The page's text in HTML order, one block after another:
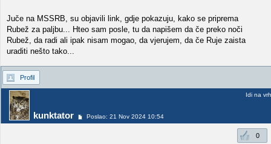
Juče na MSSRB, su objavili link, gdje pokazuju, kako se priprema
Rubež za paljbu... Hteo sam posle, tu da napišem da če preko noči
Rubež, da radi ali ipak nisam mogao, da vjerujem, da če Ruje zaista
uraditi nešto tako...
Profil
kunktator Poslao: 21 Nov 2024 10:54
Idi na vrh
0